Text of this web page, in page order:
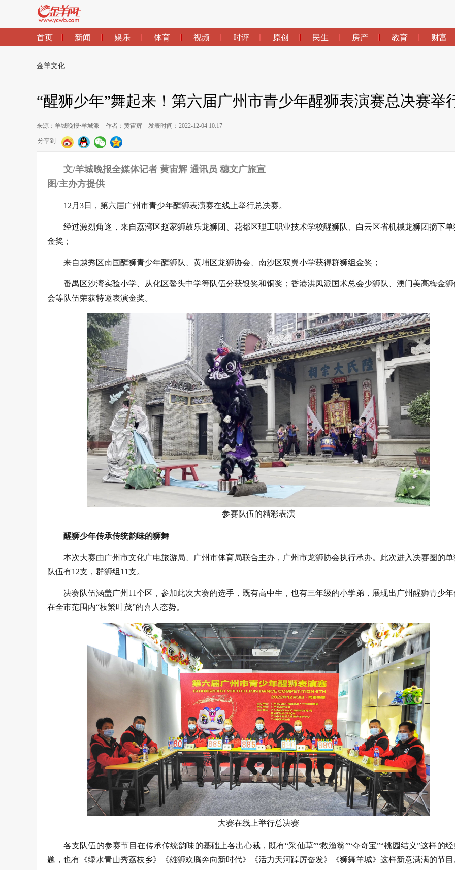
首页 新闻 娱乐 体育 视频 时评 原创 民生 房产 教育 财富
金羊文化
“醒狮少年”舞起来！第六届广州市青少年醒狮表演赛总决赛举
来源：羊城晚报•羊城派 作者：黄宙辉 发表时间：2022-12-04 10:17
分享到
文/羊城晚报全媒体记者 黄宙辉 通讯员 穗文广旅宣
图/主办方提供
12月3日，第六届广州市青少年醒狮表演赛在线上举行总决赛。
经过激烈角逐，来自荔湾区赵家狮鼓乐龙狮团、花都区理工职业技术学校醒狮队、白云区省机械龙狮团摘下
金奖；
来自越秀区南国醒狮青少年醒狮队、黄埔区龙狮协会、南沙区双翼小学获得群狮组金奖；
番禺区沙湾实验小学、从化区鳌头中学等队伍分获银奖和铜奖；香港洪凤派国术总会少狮队、澳门美高梅金
会等队伍荣获特邀表演金奖。
参赛队伍的精彩表演
醒狮少年传承传统韵味的狮舞
本次大赛由广州市文化广电旅游局、广州市体育局联合主办，广州市龙狮协会执行承办。此次进入决赛圈的
队伍有12支，群狮组11支。
决赛队伍涵盖广州11个区，参加此次大赛的选手，既有高中生，也有三年级的小学弟，展现出广州醒狮青少
在全市范围内“枝繁叶茂”的喜人态势。
大赛在线上举行总决赛
各支队伍的参赛节目在传承传统韵味的基础上各出心裁，既有“采仙草”“救渔翁”“夺奇宝”“桃园结义”这样的
题，也有《绿水青山秀荔枝乡》《雄狮欢腾奔向新时代》《活力天河踔厉奋发》《狮舞羊城》这样新意满满的节目